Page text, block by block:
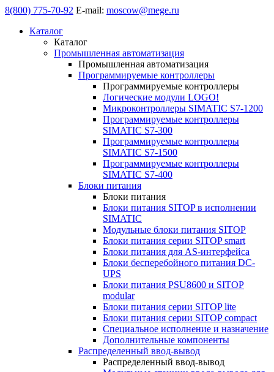
8(800) 775-70-92 E-mail: moscow@mege.ru
Каталог
Каталог
Промышленная автоматизация
Промышленная автоматизация
Программируемые контроллеры
Программируемые контроллеры
Логические модули LOGO!
Микроконтроллеры SIMATIC S7-1200
Программируемые контроллеры
SIMATIC S7-300
Программируемые контроллеры
SIMATIC S7-1500
Программируемые контроллеры
SIMATIC S7-400
Блоки питания
Блоки питания
Блоки питания SITOP в исполнении
SIMATIC
Модульные блоки питания SITOP
Блоки питания серии SITOP smart
Блоки питания для AS-интерфейса
Блоки бесперебойного питания DC-
UPS
Блоки питания PSU8600 и SITOP
modular
Блоки питания серии SITOP lite
Блоки питания серии SITOP compact
Специальное исполнение и назначение
Дополнительные компоненты
Распределенный ввод-вывод
Распределенный ввод-вывод